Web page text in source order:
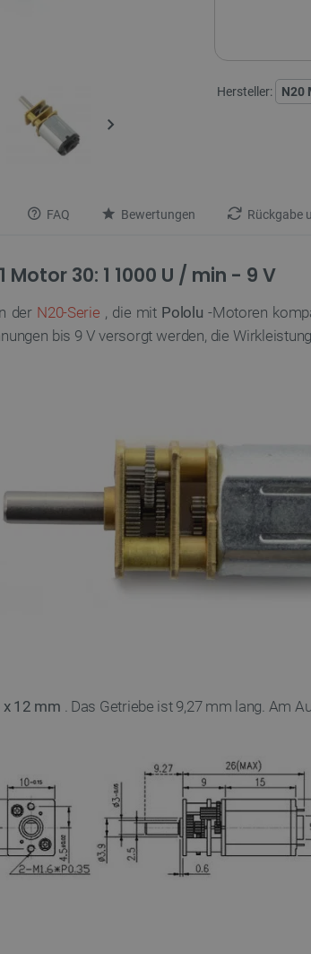
Hersteller: N20
FAQ Bewertungen Rückgabe
30: 1 1000 U / min - 9 V
der N20-Serie , die mit Pololu -Motoren
bis 9 V versorgt werden, die
x 12 mm . Das Getriebe ist 9,27 mm lang. Am